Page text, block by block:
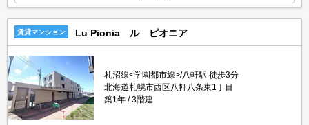
賃貸マンション Lu Pionia ル ピオニア
札沼線<学園都市線>/八軒駅 徒歩3分
北海道札幌市西区八軒八条東1丁目
築1年
3階建